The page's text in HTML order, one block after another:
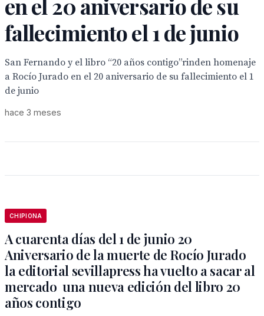
en el 20 aniversario de su
fallecimiento el 1 de junio
San Fernando y el libro “20 años contigo”rinden homenaje
a Rocío Jurado en el 20 aniversario de su fallecimiento el 1
de junio
hace 3 meses
CHIPIONA
A cuarenta días del 1 de junio 20
Aniversario de la muerte de Rocío Jurado
la editorial sevillapress ha vuelto a sacar al
mercado una nueva edición del libro 20
años contigo